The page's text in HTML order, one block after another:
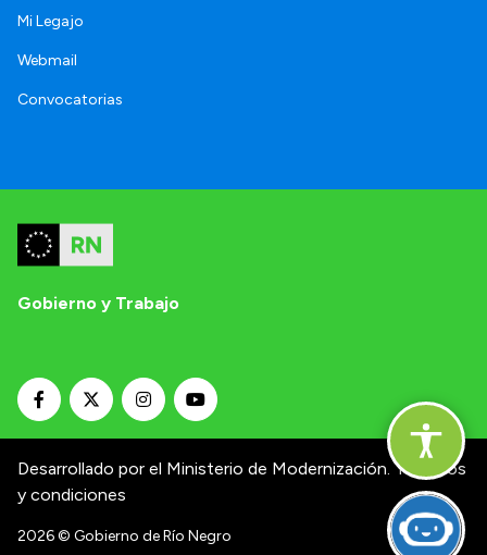
Mi Legajo
Webmail
Convocatorias
Gobierno y Trabajo
Desarrollado por el Ministerio de Modernización. Términos
y condiciones
2026© Gobierno de Río Negro